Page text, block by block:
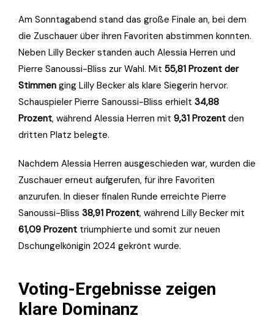
Am Sonntagabend stand das große Finale an, bei dem
die Zuschauer über ihren Favoriten abstimmen konnten.
Neben Lilly Becker standen auch Alessia Herren und
Pierre Sanoussi-Bliss zur Wahl. Mit 55,81 Prozent der
Stimmen ging Lilly Becker als klare Siegerin hervor.
Schauspieler Pierre Sanoussi-Bliss erhielt 34,88
Prozent, während Alessia Herren mit 9,31 Prozent den
dritten Platz belegte.
Nachdem Alessia Herren ausgeschieden war, wurden die
Zuschauer erneut aufgerufen, für ihre Favoriten
anzurufen. In dieser finalen Runde erreichte Pierre
Sanoussi-Bliss 38,91 Prozent, während Lilly Becker mit
61,09 Prozent triumphierte und somit zur neuen
Dschungelkönigin 2024 gekrönt wurde.
Voting-Ergebnisse zeigen
klare Dominanz